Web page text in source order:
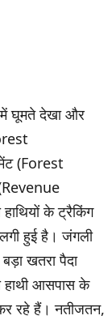
में घूमते देखा और
(Forest
के ट्रैकिंग
हुई है। जंगली
खतरा पैदा
आसपास के
रहे हैं। नतीजतन,